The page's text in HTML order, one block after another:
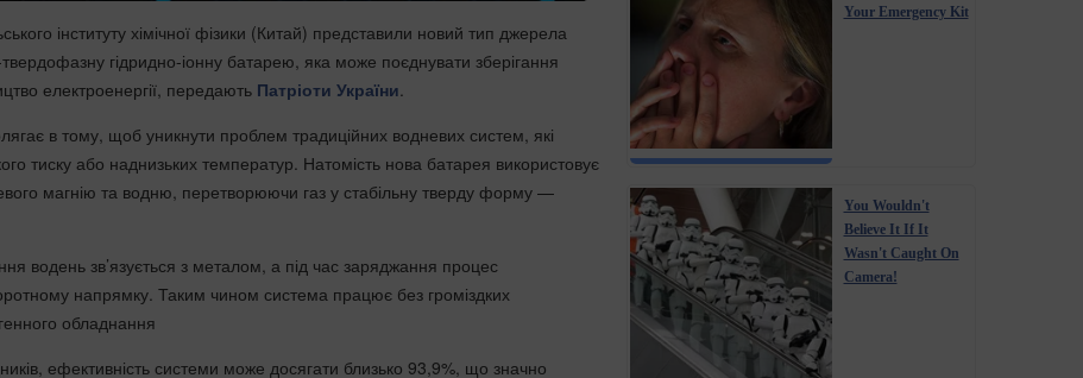
інституту хімічної фізики (Китай) представили новий тип джерела
гідридно-іонну батарею, яка може поєднувати зберігання
електроенергії, передають Патріоти України.
в тому, щоб уникнути проблем традиційних водневих систем, які
тиску або наднизьких температур. Натомість нова батарея використовує
магнію та водню, перетворюючи газ у стабільну тверду форму —
водень зв’язується з металом, а під час заряджання процес
напрямку. Таким чином система працює без громіздких
обладнання
ефективність системи може досягати близько 93,9%, що значно
Your Emergency Kit
You Wouldn't
Believe It If It
Wasn't Caught On
Camera!